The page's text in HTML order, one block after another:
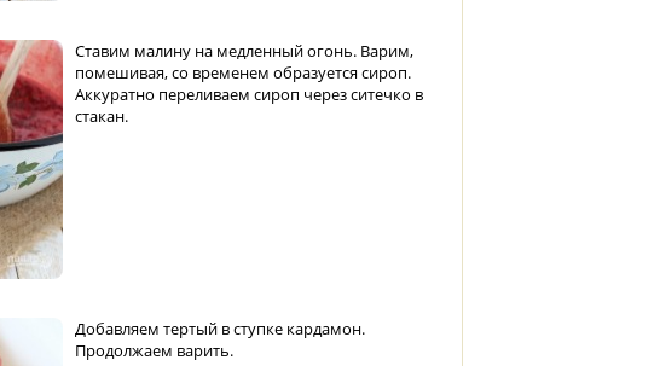
Ставим малину на медленный огонь. Варим,
помешивая, со временем образуется сироп.
Аккуратно переливаем сироп через ситечко в
стакан.
Добавляем тертый в ступке кардамон.
Продолжаем варить.